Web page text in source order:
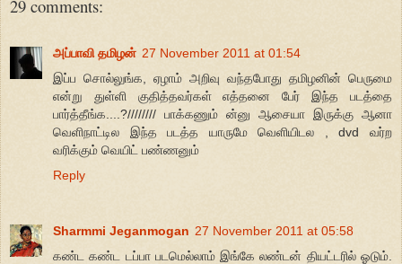
29 comments:
அப்பாவி தமிழன் 27 November 2011 at 01:54
இப்ப சொல்லுங்க, ஏழாம் அறிவு வந்தபோது தமிழனின் பெருமை
என்று துள்ளி குதித்தவர்கள் எத்தனை பேர் இந்த படத்தை
பார்த்தீங்க....?//////// பாக்கணும் ன்னு ஆசையா இருக்கு ஆனா
வெளிநாட்டில இந்த படத்த யாருமே வெளியிடல , dvd வர்ற
வரிக்கும் வெயிட் பண்ணனும்
Reply
Sharmmi Jeganmogan 27 November 2011 at 05:58
கண்ட கண்ட டப்பா படமெல்லாம் இங்கே லண்டன் தியட்டரில் ஓடும்.